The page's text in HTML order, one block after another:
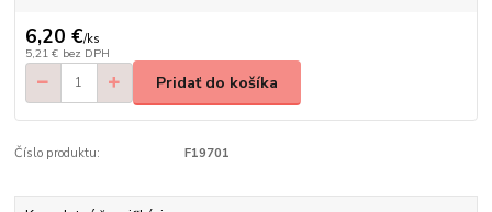
6,20 €/ks
5,21 € bez DPH
Pridať do košíka
Číslo produktu: F19701